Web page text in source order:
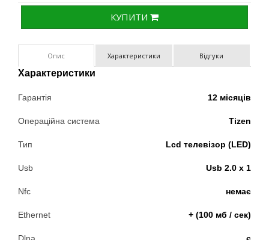
КУПИТИ
Опис Характеристики Відгуки
Характеристики
Гарантія 12 місяців
Операційна система Tizen
Тип Lcd телевізор (LED)
Usb Usb 2.0 х 1
Nfc немає
Ethernet + (100 мб / сек)